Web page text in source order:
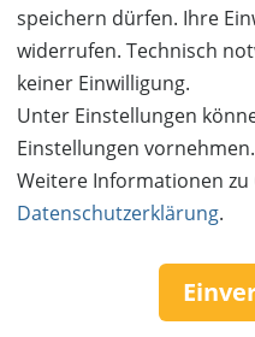
speichern dürfen. Ihre
widerrufen. Technisch
keiner Einwilligung.
Unter Einstellungen
Einstellungen vornehmen.
Weitere Informationen zu
Datenschutzerklärung.
Follow us: